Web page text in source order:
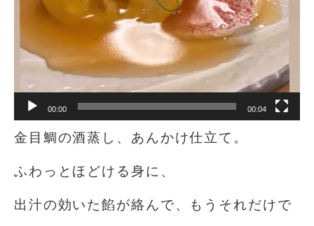
00:00 00:04
金目鯛の酒蒸し、あんかけ仕立て。
ふわっとほどける身に、
出汁の効いた餡が絡んで、もうそれだけで